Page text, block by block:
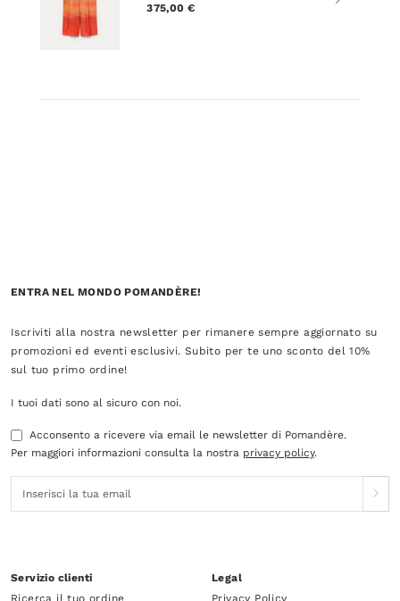
375,00 €
ENTRA NEL MONDO POMANDÈRE!
Iscriviti alla nostra newsletter per rimanere sempre aggiornato su
promozioni ed eventi esclusivi. Subito per te uno sconto del 10%
sul tuo primo ordine!
I tuoi dati sono al sicuro con noi.
Acconsento a ricevere via email le newsletter di Pomandère.
Per maggiori informazioni consulta la nostra privacy policy.
Servizio clienti
Ricerca il tuo ordine
Legal
Privacy Policy